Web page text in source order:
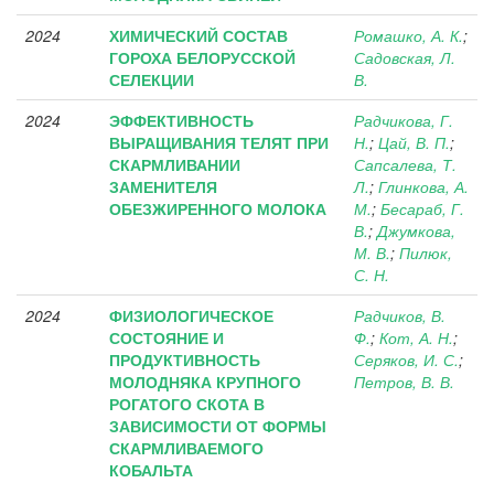
2024
ХИМИЧЕСКИЙ СОСТАВ
ГОРОХА БЕЛОРУССКОЙ
СЕЛЕКЦИИ
Ромашко, А. К.;
Садовская, Л.
В.
2024
ЭФФЕКТИВНОСТЬ
ВЫРАЩИВАНИЯ ТЕЛЯТ ПРИ
СКАРМЛИВАНИИ
ЗАМЕНИТЕЛЯ
ОБЕЗЖИРЕННОГО МОЛОКА
Радчикова, Г.
Н.; Цай, В. П.;
Сапсалева, Т.
Л.; Глинкова, А.
М.; Бесараб, Г.
В.;Джумкова,
М. В.; Пилюк,
С. Н.
2024
ФИЗИОЛОГИЧЕСКОЕ
СОСТОЯНИЕ И
ПРОДУКТИВНОСТЬ
МОЛОДНЯКА КРУПНОГО
РОГАТОГО СКОТА В
ЗАВИСИМОСТИ ОТ ФОРМЫ
СКАРМЛИВАЕМОГО
КОБАЛЬТА
Радчиков, В.
Ф.; Кот, А. Н.;
Серяков, И. С.;
Петров, В. В.